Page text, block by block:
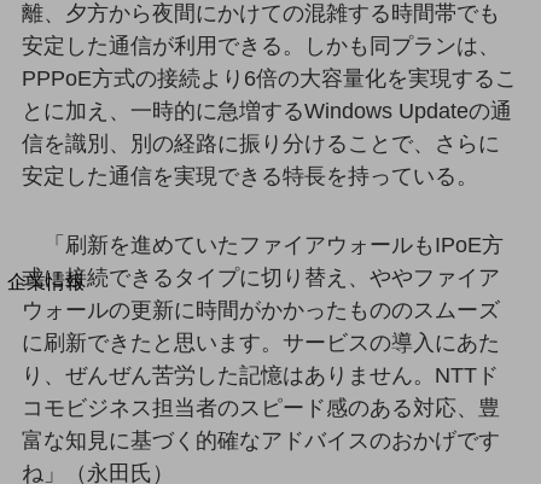
モバイル・ICTサービスをオンラインで
相談・申し込みができるバーチャルショップ
法人向けモバイルトップ
はじめての方へ
サービス・商品を探す
新規会員登録/ログインはこちら
100回線以上のお問い合わせ・お見積りはこちら
別ウィンドウで開きます
企業情報
企業情報TOP
会社案内
組織
沿革
離、夕方から夜間にかけての混雑する時間帯でも
安定した通信が利用できる。しかも同プランは、
PPPoE方式の接続より6倍の大容量化を実現するこ
とに加え、一時的に急増するWindows Updateの通
信を識別、別の経路に振り分けることで、さらに
安定した通信を実現できる特長を持っている。
「刷新を進めていたファイアウォールもIPoE方
式に接続できるタイプに切り替え、ややファイア
ウォールの更新に時間がかかったもののスムーズ
に刷新できたと思います。サービスの導入にあた
り、ぜんぜん苦労した記憶はありません。NTTド
コモビジネス担当者のスピード感のある対応、豊
富な知見に基づく的確なアドバイスのおかげです
ね」（永田氏）